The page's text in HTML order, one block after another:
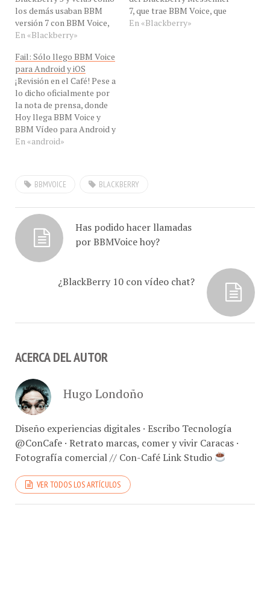
los demás usaban BBM
versión 7 con BBM Voice,
te tenemos buenas
disponible para esta
plataforma. BBM versión 7
con BBM Voice esta
disponible entonces para
BlackBerry 10, BlackBerry
7, BlackBerry 6…
En «Blackberry»
7, que trae BBM Voice, que
estaba disponible en la
En «Blackberry»
Fail: Sólo llego BBM Voice
para Android y iOS
¡Revisión en el Café! Pese a
lo dicho oficialmente por
la nota de prensa, donde
Hoy llega BBM Voice y
BBM Vídeo para Android y
iOS, podemos asegurar que
Apure, desde su Samsung
En «android»
BBMVOICE BLACKBERRY
Has podido hacer llamadas
por BBMVoice hoy?
¿BlackBerry 10 con vídeo chat?
ACERCA DEL AUTOR
Hugo Londoño
Diseño experiencias digitales · Escribo Tecnología
@ConCafe · Retrato marcas, comer y vivir Caracas ·
Fotografía comercial // Con-Café Link Studio
VER TODOS LOS ARTÍCULOS